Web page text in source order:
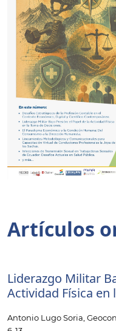
Artículos
Liderazgo Militar
Actividad Física en
Antonio Lugo Soria,